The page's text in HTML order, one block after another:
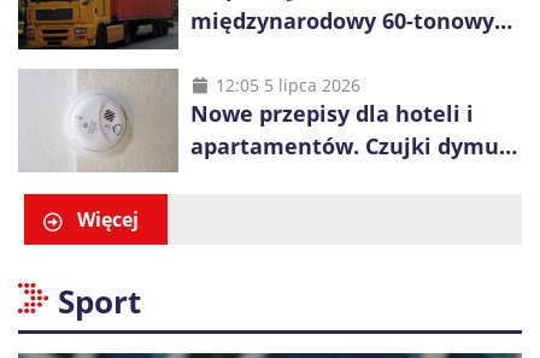
międzynarodowy 60-tonowych
konkurencji
12:05 5 lipca 2026
Nowe przepisy dla hoteli i
apartamentów. Czujki dymu
Więcej
Sport